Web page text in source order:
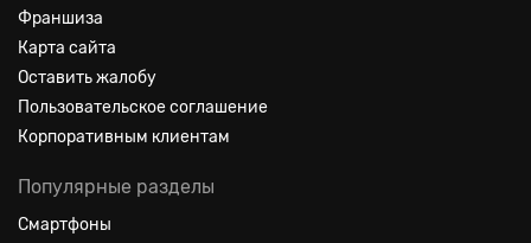
Франшиза
Карта сайта
Оставить жалобу
Пользовательское соглашение
Корпоративным клиентам
Популярные разделы
Смартфоны